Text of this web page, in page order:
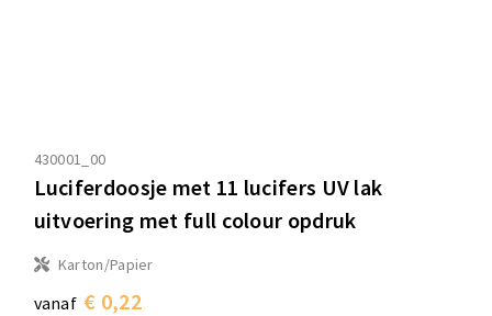
430001_00
Luciferdoosje met 11 lucifers UV lak
uitvoering met full colour opdruk
Karton/Papier
vanaf € 0,22